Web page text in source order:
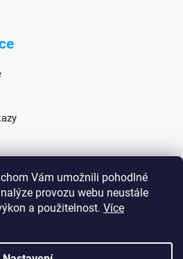
Vám umožnili pohodlné
provozu webu neustále
a použitelnost. Více